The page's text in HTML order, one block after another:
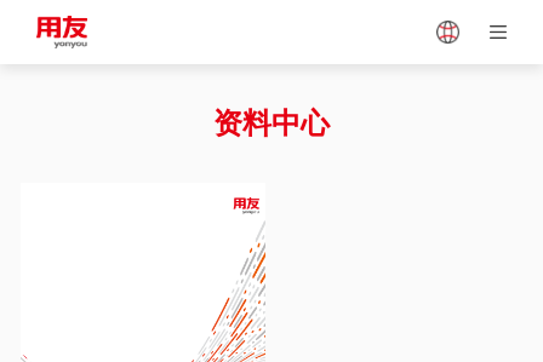
Vietnam
资料中心